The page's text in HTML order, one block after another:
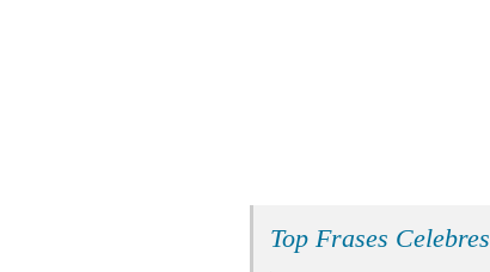
Top Frases Celebres